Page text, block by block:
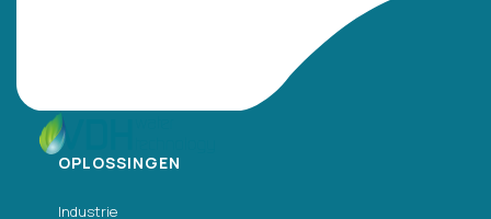
OPLOSSINGEN
Industrie